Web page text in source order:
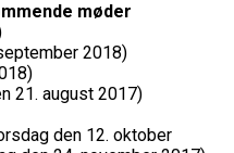
møder
2018)
21. august 2017)
den 12. oktober